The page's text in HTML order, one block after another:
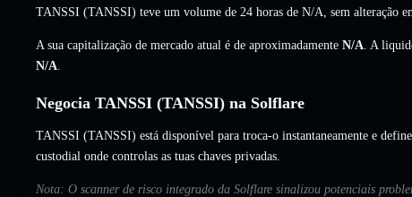
TANSSI (TANSSI) teve um volume de 24 horas de N/A sem alteração
A sua capitalização de mercado atual é de aproximadamente N/A . A
N/A
Negocia TANSSI (TANSSI) na Solflare
TANSSI (TANSSI) está disponível para troca-o instantaneamente e
custodial onde controlas as tuas chaves privadas.
Nota: O scanner de risco integrado da Solflare sinalizou potenciais